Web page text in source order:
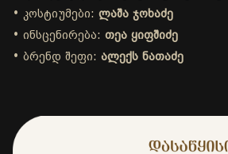
• კოსტიუმები: ლაშა ჯოხაძე
• ინსცენირება: თეა ყიფშიძე
• ბრენდ შეფი: ალექს ნათაძე